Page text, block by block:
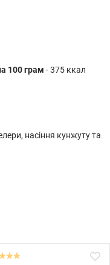
100 грам - 375 ккал
насіння кунжуту та